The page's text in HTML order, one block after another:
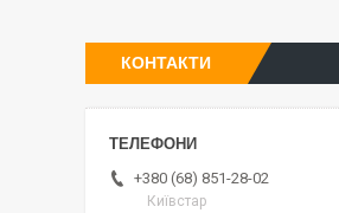
КОНТАКТИ
+380 (68) 851-28-02
Київстар